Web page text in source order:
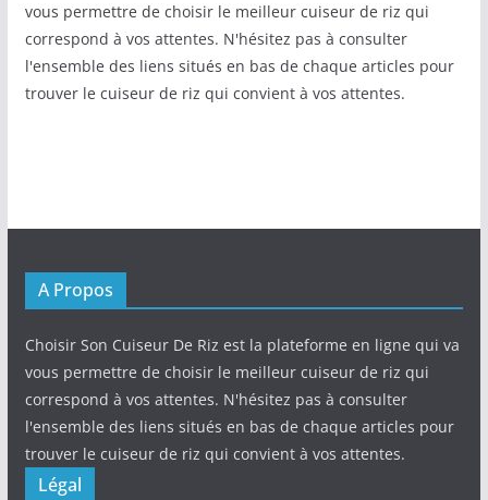
vous permettre de choisir le meilleur cuiseur de riz qui
correspond à vos attentes. N'hésitez pas à consulter
l'ensemble des liens situés en bas de chaque articles pour
trouver le cuiseur de riz qui convient à vos attentes.
A Propos
Choisir Son Cuiseur De Riz est la plateforme en ligne qui va
vous permettre de choisir le meilleur cuiseur de riz qui
correspond à vos attentes. N'hésitez pas à consulter
l'ensemble des liens situés en bas de chaque articles pour
trouver le cuiseur de riz qui convient à vos attentes.
Légal